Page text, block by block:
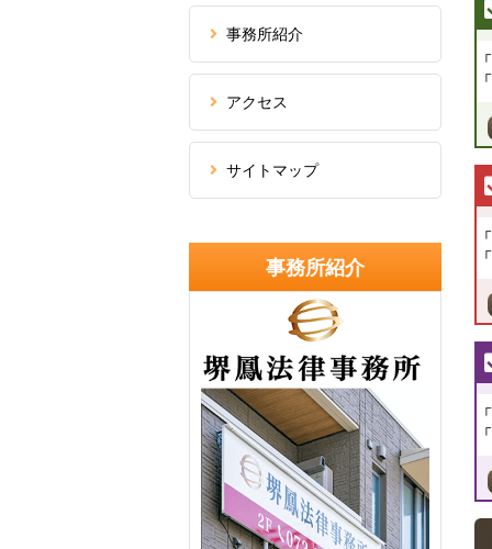
事務所紹介
アクセス
サイトマップ
事務所紹介